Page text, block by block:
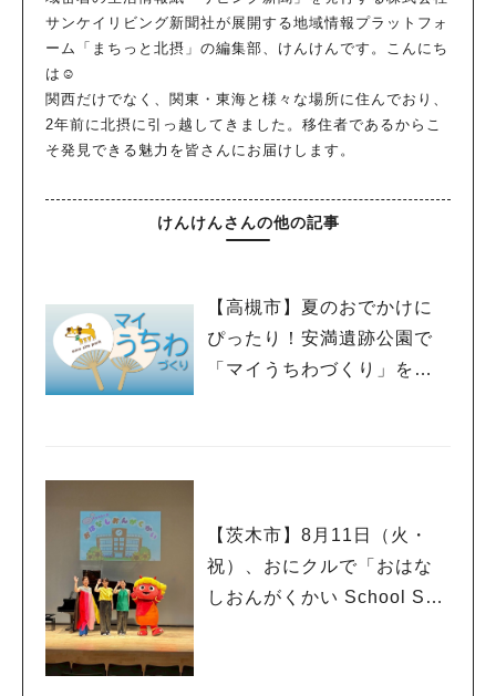
サンケイリビング新聞社が展開する地域情報プラットフォ
ーム「まちっと北摂」の編集部、けんけんです。こんにち
は☺
関西だけでなく、関東・東海と様々な場所に住んでおり、
2年前に北摂に引っ越してきました。移住者であるからこ
そ発見できる魅力を皆さんにお届けします。
けんけんさんの他の記事
【高槻市】夏のおでかけに
ぴったり！安満遺跡公園で
「マイうちわづくり」を開
【茨木市】8月11日（火・
祝）、おにクルで「おはな
しおんがくかい School Son